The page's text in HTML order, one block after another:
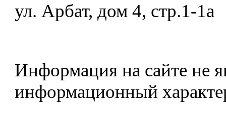
ул. Арбат, дом 4, стр.1-1а
Информация на сайте не
информационный